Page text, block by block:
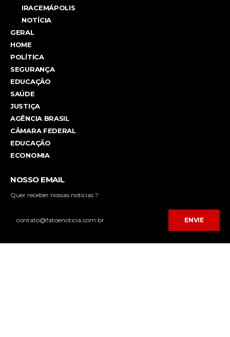
IRACEMÁPOLIS
NOTÍCIA
GERAL
HOME
POLÍTICA
SEGURANÇA
EDUCAÇÃO
SAÚDE
JUSTIÇA
AGÊNCIA BRASIL
CÂMARA FEDERAL
EDUCAÇÃO
ECONOMIA
NOSSO EMAIL
Quer receber nossas noticias ?
ENVIE